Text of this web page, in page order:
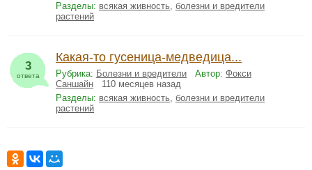
Разделы: всякая живность, болезни и вредители
растений
3
ответа
Какая-то гусеница-медведица...
Рубрика: Болезни и вредители Автор: Фокси
Саншайн 110 месяцев назад
Разделы: всякая живность, болезни и вредители
растений